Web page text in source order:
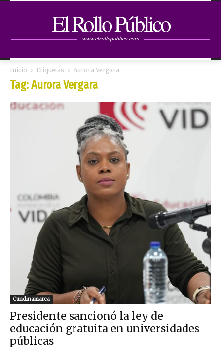
El Rollo Público
www.elrollopublico.com
Inicio Etiquetas Aurora Vergara
Tag: Aurora Vergara
Cundinamarca
Presidente sancionó la ley de
educación gratuita en universidades
públicas